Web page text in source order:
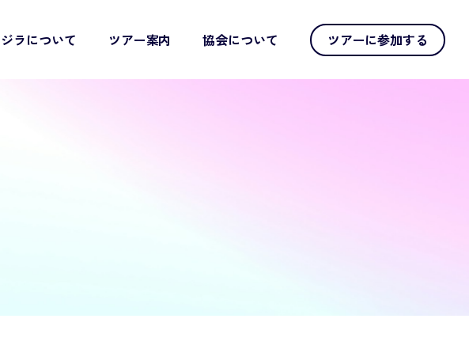
ラについて ツアー案内 協会について ツアーに参加する